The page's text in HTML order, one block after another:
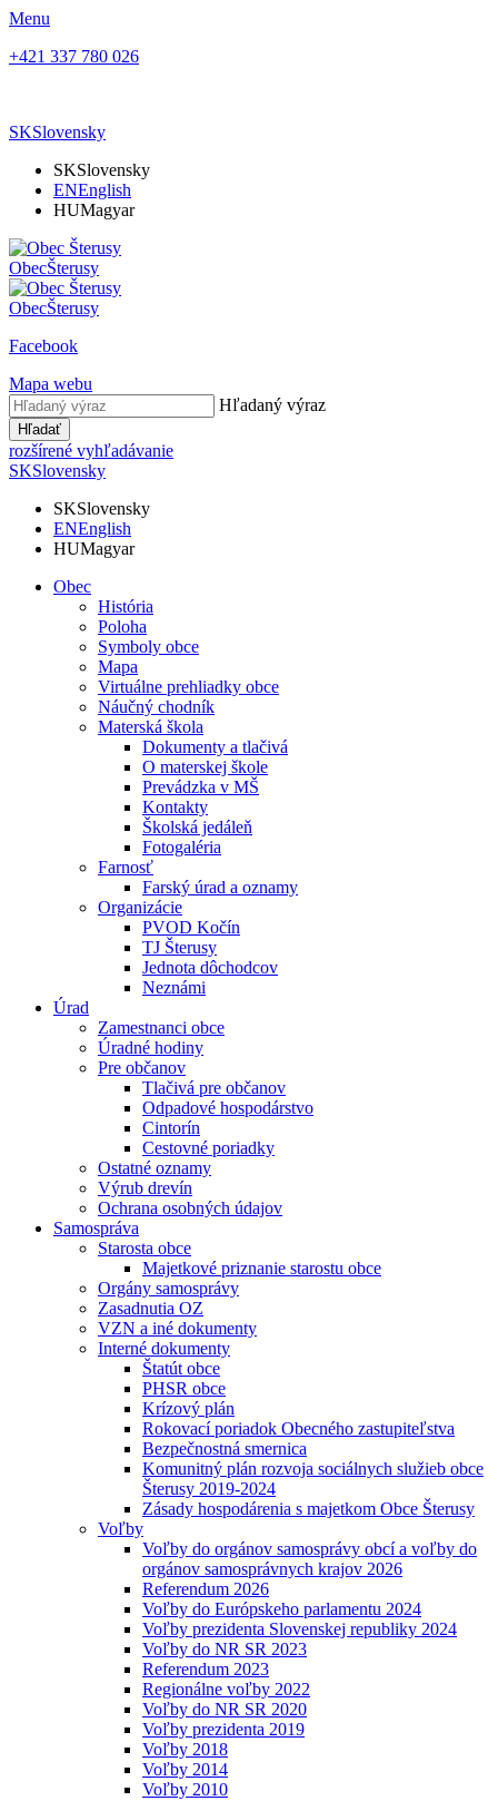
Menu
+421 337 780 026
SKSlovensky
SKSlovensky
ENEnglish
HUMagyar
ObecŠterusy
ObecŠterusy
Facebook
Mapa webu
Hľadaný výraz
Hľadať
rozšírené vyhľadávanie
SKSlovensky
SKSlovensky
ENEnglish
HUMagyar
Obec
História
Poloha
Symboly obce
Mapa
Virtuálne prehliadky obce
Náučný chodník
Materská škola
Dokumenty a tlačivá
O materskej škole
Prevádzka v MŠ
Kontakty
Školská jedáleň
Fotogaléria
Farnosť
Farský úrad a oznamy
Organizácie
PVOD Kočín
TJ Šterusy
Jednota dôchodcov
Neznámi
Úrad
Zamestnanci obce
Úradné hodiny
Pre občanov
Tlačivá pre občanov
Odpadové hospodárstvo
Cintorín
Cestovné poriadky
Ostatné oznamy
Výrub drevín
Ochrana osobných údajov
Samospráva
Starosta obce
Majetkové priznanie starostu obce
Orgány samosprávy
Zasadnutia OZ
VZN a iné dokumenty
Interné dokumenty
Štatút obce
PHSR obce
Krízový plán
Rokovací poriadok Obecného zastupiteľstva
Bezpečnostná smernica
Komunitný plán rozvoja sociálnych služieb obce
Šterusy 2019-2024
Zásady hospodárenia s majetkom Obce Šterusy
Voľby
Voľby do orgánov samosprávy obcí a voľby do
orgánov samosprávnych krajov 2026
Referendum 2026
Voľby do Európskeho parlamentu 2024
Voľby prezidenta Slovenskej republiky 2024
Voľby do NR SR 2023
Referendum 2023
Regionálne voľby 2022
Voľby do NR SR 2020
Voľby prezidenta 2019
Voľby 2018
Voľby 2014
Voľby 2010